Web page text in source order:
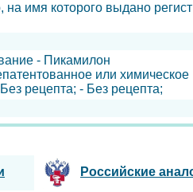
на имя которого выдано
- Пикамилон
или
рецепта; - Без рецепта;
Российские